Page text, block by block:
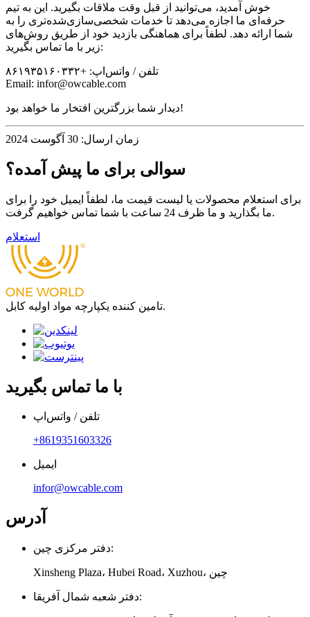
خوش آمدید، می‌توانید از قبل وقت ملاقات بگیرید. این به تیم
حرفه‌ای ما اجازه می‌دهد تا خدمات شخصی‌سازی‌شده‌تری را به
شما ارائه دهد. لطفاً برای هماهنگی بازدید خود از طریق روش‌های
زیر با ما تماس بگیرید:
تلفن / واتس‌اپ: +۸۶۱۹۳۵۱۶۰۳۳۲
Email: infor@owcable.com
دیدار شما بزرگترین افتخار ما خواهد بود!
زمان ارسال: 30 آگوست 2024
سوالی برای ما پیش آمده؟
برای استعلام محصولات یا لیست قیمت ما، لطفاً ایمیل خود را برای
ما بگذارید و ما ظرف 24 ساعت با شما تماس خواهیم گرفت.
استعلام
تامین کننده یکپارچه مواد اولیه کابل.
با ما تماس بگیرید
تلفن / واتس‌اپ
‎+8619351603326‎
ایمیل
infor@owcable.com
آدرس
دفتر مرکزی چین:
Xinsheng Plaza، Hubei Road، Xuzhou، چین
دفتر شعبه شمال آفریقا: